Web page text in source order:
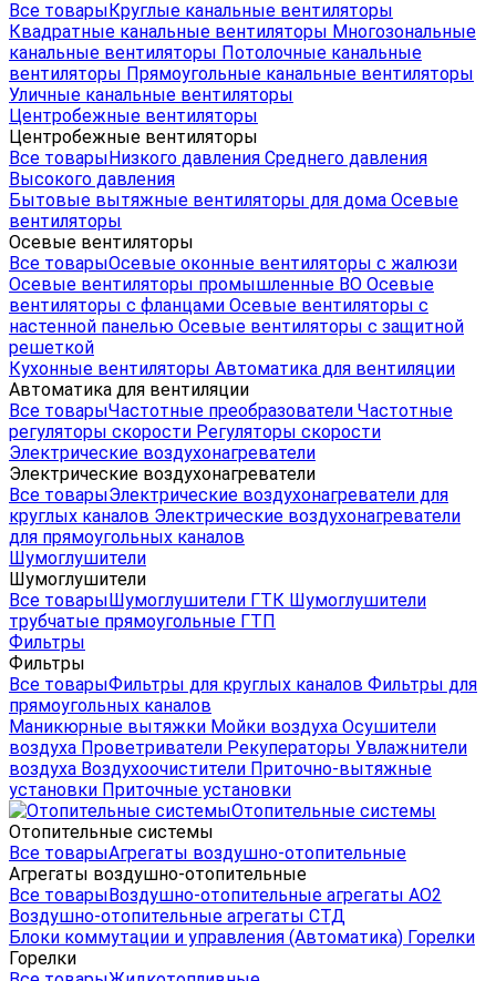
Все товарыКруглые канальные вентиляторы
Квадратные канальные вентиляторы Многозональные
канальные вентиляторы Потолочные канальные
вентиляторы Прямоугольные канальные вентиляторы
Уличные канальные вентиляторы
Центробежные вентиляторы
Центробежные вентиляторы
Все товарыНизкого давления Среднего давления
Высокого давления
Бытовые вытяжные вентиляторы для дома Осевые
вентиляторы
Осевые вентиляторы
Все товарыОсевые оконные вентиляторы с жалюзи
Осевые вентиляторы промышленные ВО Осевые
вентиляторы с фланцами Осевые вентиляторы с
настенной панелью Осевые вентиляторы с защитной
решеткой
Кухонные вентиляторы Автоматика для вентиляции
Автоматика для вентиляции
Все товарыЧастотные преобразователи Частотные
регуляторы скорости Регуляторы скорости
Электрические воздухонагреватели
Электрические воздухонагреватели
Все товарыЭлектрические воздухонагреватели для
круглых каналов Электрические воздухонагреватели
для прямоугольных каналов
Шумоглушители
Шумоглушители
Все товарыШумоглушители ГТК Шумоглушители
трубчатые прямоугольные ГТП
Фильтры
Фильтры
Все товарыФильтры для круглых каналов Фильтры для
прямоугольных каналов
Маникюрные вытяжки Мойки воздуха Осушители
воздуха Проветриватели Рекуператоры Увлажнители
воздуха Воздухоочистители Приточно-вытяжные
установки Приточные установки
Отопительные системы
Отопительные системы
Все товарыАгрегаты воздушно-отопительные
Агрегаты воздушно-отопительные
Все товарыВоздушно-отопительные агрегаты АО2
Воздушно-отопительные агрегаты СТД
Блоки коммутации и управления (Автоматика) Горелки
Горелки